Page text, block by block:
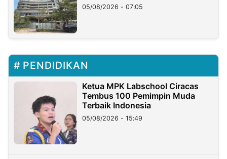
05/08/2026 - 07:05
PENDIDIKAN
Ketua MPK Labschool Ciracas
Tembus 100 Pemimpin Muda
Terbaik Indonesia
05/08/2026 - 15:49